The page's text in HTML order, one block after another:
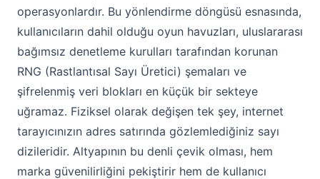
operasyonlardır. Bu yönlendirme döngüsü esnasında,
kullanıcıların dahil olduğu oyun havuzları, uluslararası
bağımsız denetleme kurulları tarafından korunan
RNG (Rastlantısal Sayı Üretici) şemaları ve
şifrelenmiş veri blokları en küçük bir sekteye
uğramaz. Fiziksel olarak değişen tek şey, internet
tarayıcınızın adres satırında gözlemlediğiniz sayı
dizileridir. Altyapının bu denli çevik olması, hem
marka güvenilirliğini pekiştirir hem de kullanıcı